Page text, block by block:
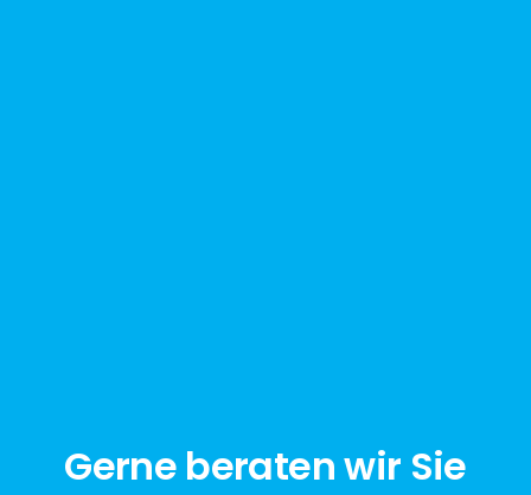
Gerne beraten wir Sie